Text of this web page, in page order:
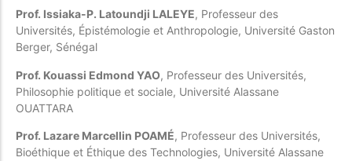
Prof. Issiaka-P. Latoundji LALEYE, Professeur des
Universités, Épistémologie et Anthropologie, Université Gaston
Berger, Sénégal
Prof. Kouassi Edmond YAO, Professeur des Universités,
Philosophie politique et sociale, Université Alassane
OUATTARA
Prof. Lazare Marcellin POAMÉ, Professeur des Universités,
Bioéthique et Éthique des Technologies, Université Alassane